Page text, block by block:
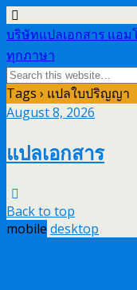
บริษัทแปลเอกสาร แอม
ทุกภาษา
Tags › แปลใบปริญญา
August 8, 2026
แปลเอกสาร
Back to top
mobile desktop